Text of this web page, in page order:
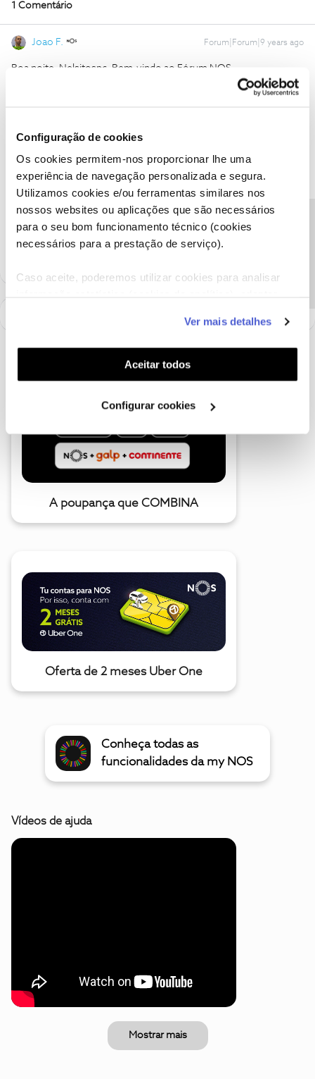
Configuração de cookies
Os cookies permitem-nos proporcionar lhe uma
experiência de navegação personalizada e segura.
Utilizamos cookies e/ou ferramentas similares nos
nossos websites ou aplicações que são necessários
para o seu bom funcionamento técnico (cookies
necessários para a prestação de serviço).
Caso aceite, poderemos utilizar cookies para analisar
funcionalidades (cookies de personalização e
funcionalidade) e adaptar anúncios aos seus interesses
(cookies de publicidade personalizada). Pode gerir a
utilização dos cookies clicando em "Configurar
Ver mais detalhes
Aceitar todos
Configurar cookies
1 Comentário
Joao F. Forum|Forum|9 years ago
Boa noite, Nelsitospc. Bem-vindo ao Fórum NOS.
aparelhos eletrónicos. Sugerimos que o envie para a garantia e
peça para ser indicado que a situação é reincidente e intermitente.
Esperamos que o seu equipamento seja arranjado ou que seja
apresentada outra boa solução. 🙂
Ajude a comunidade a encontrar informação relevante. Marque
como "Melhor Resposta" e faça "Like" nos melhores comentários.
A poupança que COMBINA
Oferta de 2 meses Uber One
Conheça todas as
funcionalidades da my NOS
Vídeos de ajuda
Mostrar mais